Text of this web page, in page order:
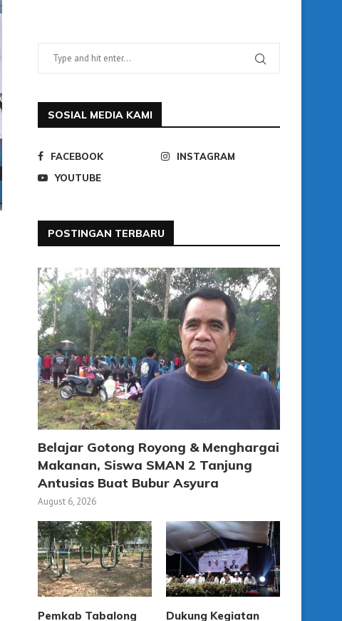
SOSIAL MEDIA KAMI
FACEBOOK
INSTAGRAM
YOUTUBE
POSTINGAN TERBARU
Belajar Gotong Royong & Menghargai
Makanan, Siswa SMAN 2 Tanjung
Antusias Buat Bubur Asyura
August 6, 2026
Pemkab Tabalong
Dukung Kegiatan